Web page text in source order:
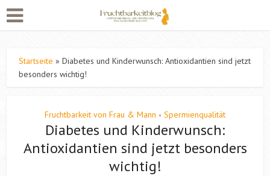
Startseite »Diabetes und Kinderwunsch: Antioxidantien sind jetzt
besonders wichtig!
Fruchtbarkeit von Frau & Mann • Spermienqualität
Diabetes und Kinderwunsch:
Antioxidantien sind jetzt besonders
wichtig!